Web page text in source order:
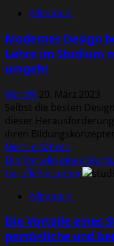
weg
der
UV-
Allgemein
Modernes Design
Lehre im Studium
umgeht
MarcW 20. März 2023
Selbst die besten
dieser
ihren
Mehr erfahren
über
Design
–
Die Vorteile eines
berufliche Leben
Allgemein
Die Vorteile eines
persönliche und